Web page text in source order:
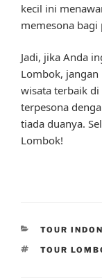
kecil ini
memesona
Jadi, jika Anda
Lombok,
wisata terbaik
terpesona
tiada duanya.
Lombok!
TOUR
TAGS
TOUR